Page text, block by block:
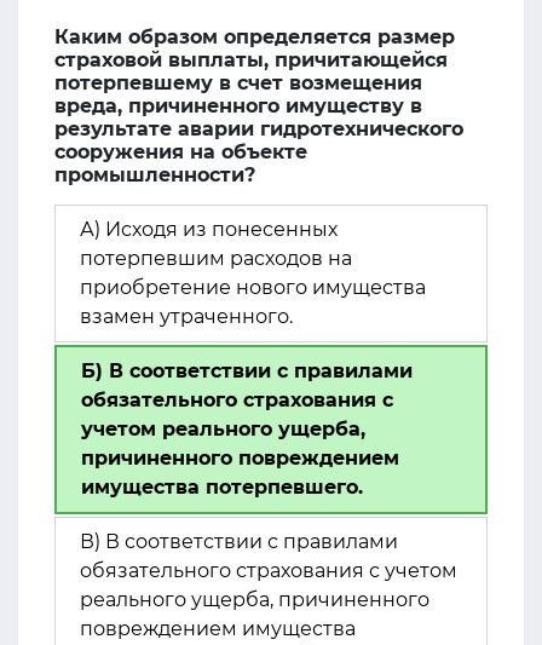
Каким образом определяется размер
страховой выплаты, причитающейся
потерпевшему в счет возмещения
вреда, причиненного имуществу в
результате аварии гидротехнического
сооружения на объекте
промышленности?
А) Исходя из понесенных
потерпевшим расходов на
приобретение нового имущества
взамен утраченного.
Б) В соответствии с правилами
обязательного страхования с
учетом реального ущерба,
причиненного повреждением
имущества потерпевшего.
В) В соответствии с правилами
обязательного страхования с учетом
реального ущерба, причиненного
повреждением имущества